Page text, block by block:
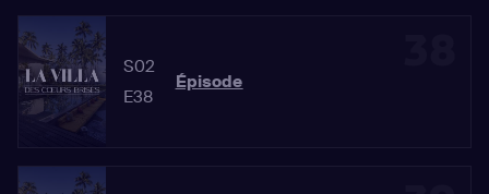
S02
E38
Épisode